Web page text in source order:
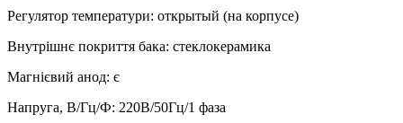
Регулятор температури: открытый (на корпусе)
Внутрішнє покриття бака: стеклокерамика
Магнієвий анод: є
Напруга, В/Гц/Ф: 220В/50Гц/1 фаза